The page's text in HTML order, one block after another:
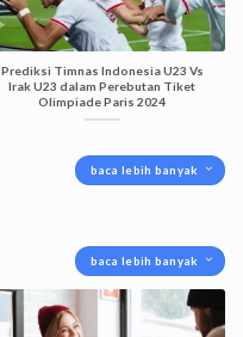
Prediksi Timnas Indonesia U23 Vs
Irak U23 dalam Perebutan Tiket
Olimpiade Paris 2024
baca lebih banyak
baca lebih banyak